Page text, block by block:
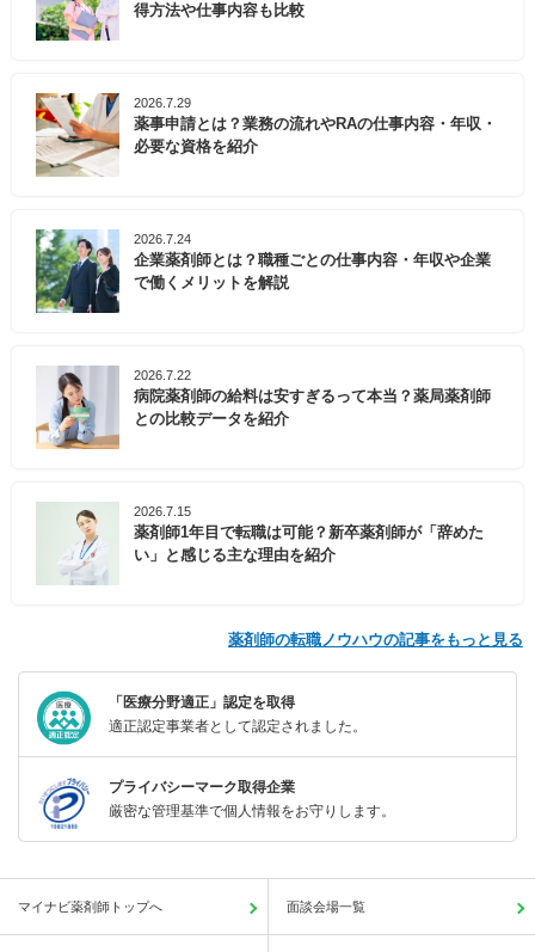
得方法や仕事内容も比較
2026.7.29
薬事申請とは？業務の流れやRAの仕事内容・年収・
必要な資格を紹介
2026.7.24
企業薬剤師とは？職種ごとの仕事内容・年収や企業
で働くメリットを解説
2026.7.22
病院薬剤師の給料は安すぎるって本当？薬局薬剤師
との比較データを紹介
2026.7.15
薬剤師1年目で転職は可能？新卒薬剤師が「辞めた
い」と感じる主な理由を紹介
薬剤師の転職ノウハウの記事をもっと見る
「医療分野適正」認定を取得
適正認定事業者として認定されました。
プライバシーマーク取得企業
厳密な管理基準で個人情報をお守りします。
マイナビ薬剤師トップへ 面談会場一覧